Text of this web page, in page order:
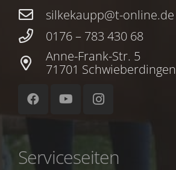
silkekaupp@t-online.de
0176 – 783 430 68
Anne-Frank-Str. 5
71701 Schwieberdingen
Serviceseiten